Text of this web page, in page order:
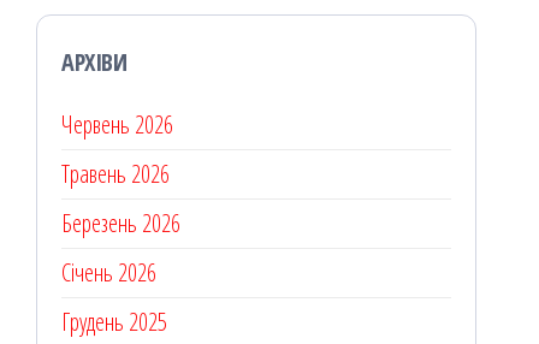
АРХІВИ
Червень 2026
Травень 2026
Березень 2026
Січень 2026
Грудень 2025